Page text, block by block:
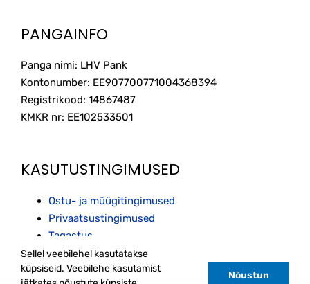
PANGAINFO
Panga nimi: LHV Pank
Kontonumber: EE907700771004368394
Registrikood: 14867487
KMKR nr: EE102533501
KASUTUSTINGIMUSED
Ostu- ja müügitingimused
Privaatsustingimused
Tagastus
Sellel veebilehel kasutatakse
küpsiseid. Veebilehe kasutamist
Nõustun